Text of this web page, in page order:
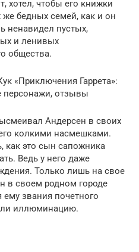
хотел, чтобы его книжки
же бедных семей, как и он
ненавидел пустых,
и ленивых
общества.
«Приключения Гаррета»:
персонажи, отзывы
Андерсен в своих
колкими насмешками.
как это сын сапожника
Ведь у него даже
Только лишь на свое
в своем родном городе
звания почетного
иллюминацию.